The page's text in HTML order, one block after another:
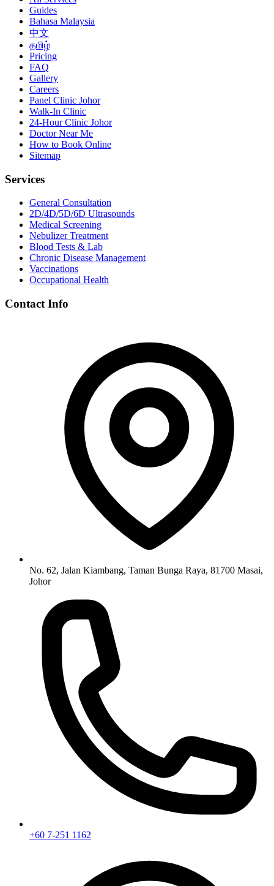
Guides
Bahasa Malaysia
中文
தமிழ்
Pricing
FAQ
Gallery
Careers
Panel Clinic Johor
Walk-In Clinic
24-Hour Clinic Johor
Doctor Near Me
How to Book Online
Sitemap
Services
General Consultation
2D/4D/5D/6D Ultrasounds
Medical Screening
Nebulizer Treatment
Blood Tests & Lab
Chronic Disease Management
Vaccinations
Occupational Health
Contact Info
No. 62, Jalan Kiambang, Taman Bunga Raya, 81700 Masai,
Johor
+60 7-251 1162